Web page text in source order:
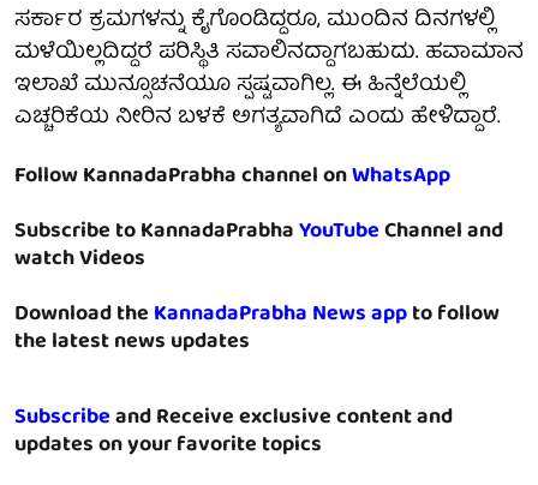
ಸರ್ಕಾರ ಕ್ರಮಗಳನ್ನು ಕೈಗೊಂಡಿದ್ದರೂ, ಮುಂದಿನ ದಿನಗಳಲ್ಲಿ
ಮಳೆಯಿಲ್ಲದಿದ್ದರೆ ಪರಿಸ್ಥಿತಿ ಸವಾಲಿನದ್ದಾಗಬಹುದು. ಹವಾಮಾನ
ಇಲಾಖೆ ಮುನ್ಸೂಚನೆಯೂ ಸ್ಪಷ್ಟವಾಗಿಲ್ಲ. ಈ ಹಿನ್ನೆಲೆಯಲ್ಲಿ
ಎಚ್ಚರಿಕೆಯ ನೀರಿನ ಬಳಕೆ ಅಗತ್ಯವಾಗಿದೆ ಎಂದು ಹೇಳಿದ್ದಾರೆ.
Follow KannadaPrabha channel onWhatsApp
Subscribe to KannadaPrabhaYouTubeChannel and
watch Videos
Download theKannadaPrabha News appto follow
the latest news updates
Subscribeand Receive exclusive content and
updates on your favorite topics